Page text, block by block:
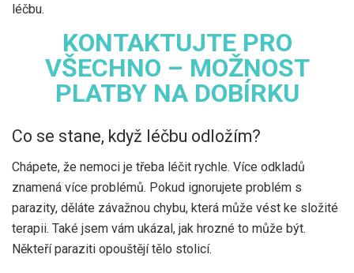
léčbu.
KONTAKTUJTE PRO
VŠECHNO – MOŽNOST
PLATBY NA DOBÍRKU
Co se stane, když léčbu odložím?
Chápete, že nemoci je třeba léčit rychle. Více odkladů
znamená více problémů. Pokud ignorujete problém s
parazity, děláte závažnou chybu, která může vést ke složité
terapii. Také jsem vám ukázal, jak hrozné to může být.
Někteří paraziti opouštějí tělo stolicí.